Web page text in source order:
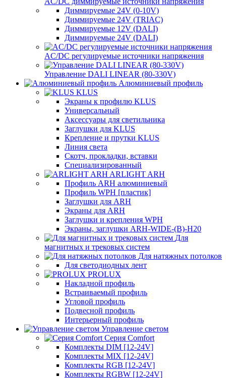
Диммируемые 24V (0-10V)
Диммируемые 24V (TRIAC)
Диммируемые 12V (DALI)
Диммируемые 24V (DALI)
AC/DC регулируемые источники напряжения
Управление DALI LINEAR (80-330V)
Алюминиевый профиль
KLUS
Экраны к профилю KLUS
Универсальный
Аксессуары для светильника
Заглушки для KLUS
Крепление и прутки KLUS
Линия света
Скотч, прокладки, вставки
Специализированный
ARLIGHT ARH
Профиль ARH алюминиевый
Профиль WPH [пластик]
Заглушки для ARH
Экраны для ARH
Заглушки и крепления WPH
Экраны, заглушки ARH-WIDE-(B)-H20
Для
магнитных и трековых систем
Для натяжных потолков
Для светодиодных лент
PROLUX
Накладной профиль
Встраиваемый профиль
Угловой профиль
Подвесной профиль
Интерьерный профиль
Управление светом
Серия Comfort
Комплекты DIM [12-24V]
Комплекты MIX [12-24V]
Комплекты RGB [12-24V]
Комплекты RGBW [12-24V]